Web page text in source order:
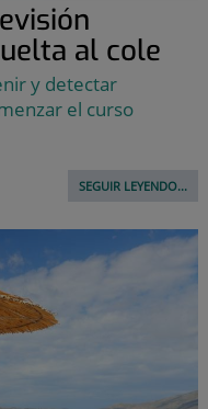
al cole
y detectar
el curso
SEGUIR LEYENDO...